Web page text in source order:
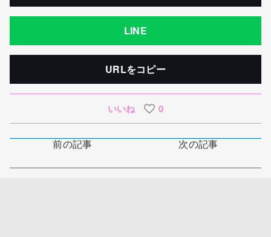
LINE
URLをコピー
いいね 0
前の記事 次の記事